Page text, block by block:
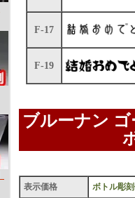
F-17
F-19
ブルーナン
表示価格 ボトル彫